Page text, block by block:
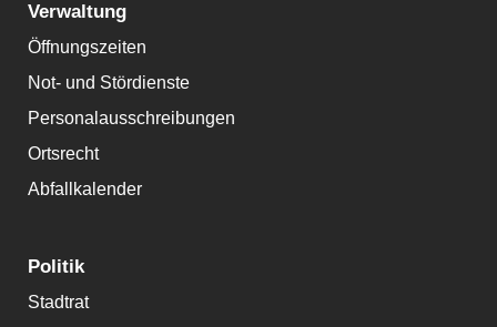
Verwaltung
Öffnungszeiten
Not- und Stördienste
Personalausschreibungen
Ortsrecht
Abfallkalender
Politik
Stadtrat